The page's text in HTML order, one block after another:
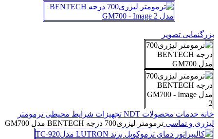
بزرگنمایی تصویر
خانه خدمات محصولات NDT تجهیزات شرایط محیطی ترمومتر
لیزری و تماسی ترمومتر لیزری700 درجه BENTECH مدل GM700